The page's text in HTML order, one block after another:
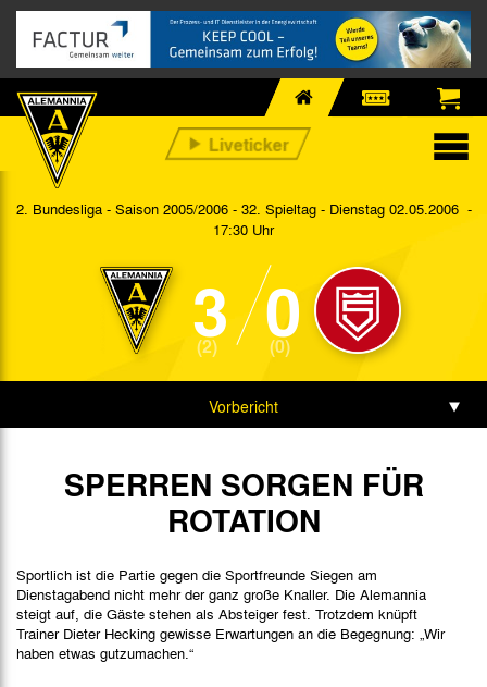
2. Bundesliga - Saison 2005/2006 - 32. Spieltag - Dienstag 02.05.2006 -
17:30 Uhr
3
(2) 0
(0)
Vorbericht
Spielbericht
Bilder
SPERREN SORGEN FÜR
ROTATION
Sportlich ist die Partie gegen die Sportfreunde Siegen am
Dienstagabend nicht mehr der ganz große Knaller. Die Alemannia
steigt auf, die Gäste stehen als Absteiger fest. Trotzdem knüpft
Trainer Dieter Hecking gewisse Erwartungen an die Begegnung: „Wir
haben etwas gutzumachen.“